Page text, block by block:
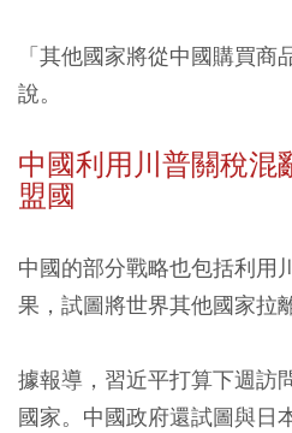
「其他國家將從中國購買
說。
中國利用川普關稅
盟國
中國的部分戰略也包括利用
果，試圖將世界其他國家拉
據報導，習近平打算下週訪
國家。中國政府還試圖與日